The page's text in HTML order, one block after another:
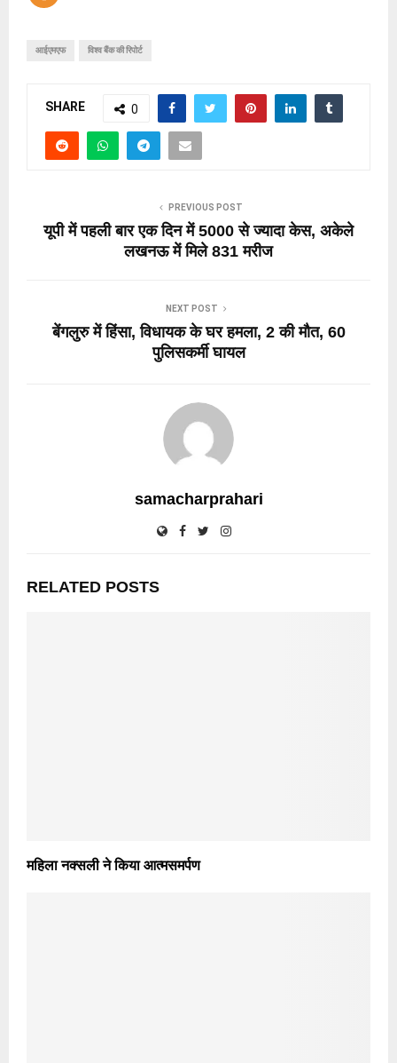
आईएमएफ विश्व बैंक की रिपोर्ट
SHARE 0
PREVIOUS POST
यूपी में पहली बार एक दिन में 5000 से ज्यादा केस, अकेले
लखनऊ में मिले 831 मरीज
NEXT POST
बेंगलुरु में हिंसा, विधायक के घर हमला, 2 की मौत, 60
पुलिसकर्मी घायल
samacharprahari
RELATED POSTS
महिला नक्सली ने किया आत्मसमर्पण